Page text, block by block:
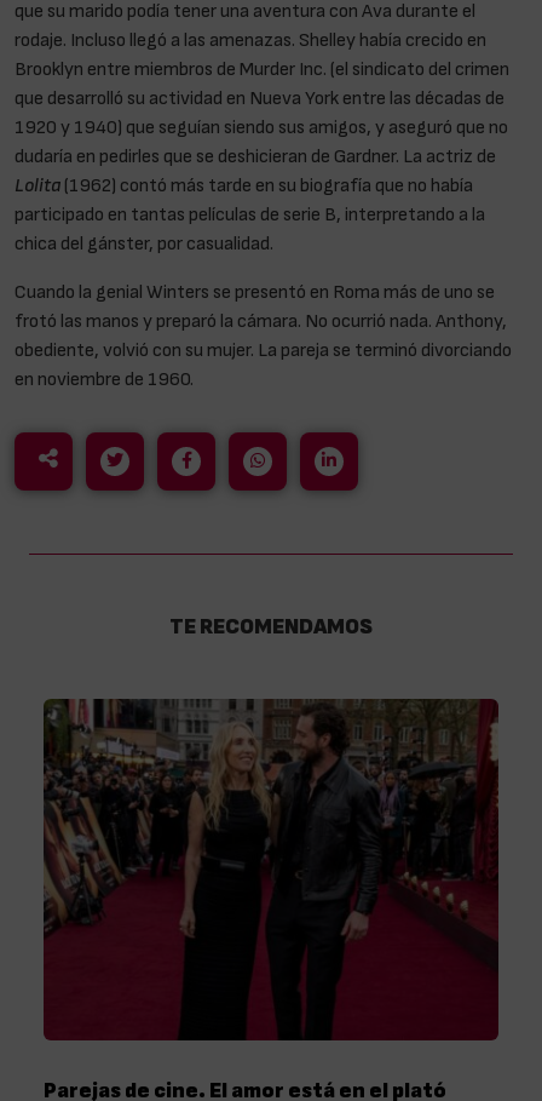
que su marido podía tener una aventura con Ava durante el
rodaje. Incluso llegó a las amenazas. Shelley había crecido en
Brooklyn entre miembros de Murder Inc. (el sindicato del crimen
que desarrolló su actividad en Nueva York entre las décadas de
1920 y 1940) que seguían siendo sus amigos, y aseguró que no
dudaría en pedirles que se deshicieran de Gardner. La actriz de
Lolita (1962) contó más tarde en su biografía que no había
participado en tantas películas de serie B, interpretando a la
chica del gánster, por casualidad.
Cuando la genial Winters se presentó en Roma más de uno se
frotó las manos y preparó la cámara. No ocurrió nada. Anthony,
obediente, volvió con su mujer. La pareja se terminó divorciando
en noviembre de 1960.
TE RECOMENDAMOS
Parejas de cine. El amor está en el plató